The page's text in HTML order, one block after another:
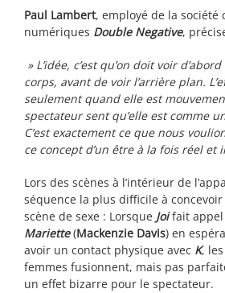
Paul Lambert, employé de la société
numériques Double Negative,
» L’idée, c’est qu’on doit voir
corps, avant de voir l’arrière plan.
seulement quand elle est
spectateur sent qu’elle est comme
C’est exactement ce que nous
ce concept d’un être à la fois réel et
Lors des scènes à l’intérieur de
séquence la plus difficile à
scène de sexe : Lorsque Joifait appel
Mariette(Mackenzie Davis) en
avoir un contact physique avec K,
femmes fusionnent, mais pas
un effet bizarre pour le spectateur.